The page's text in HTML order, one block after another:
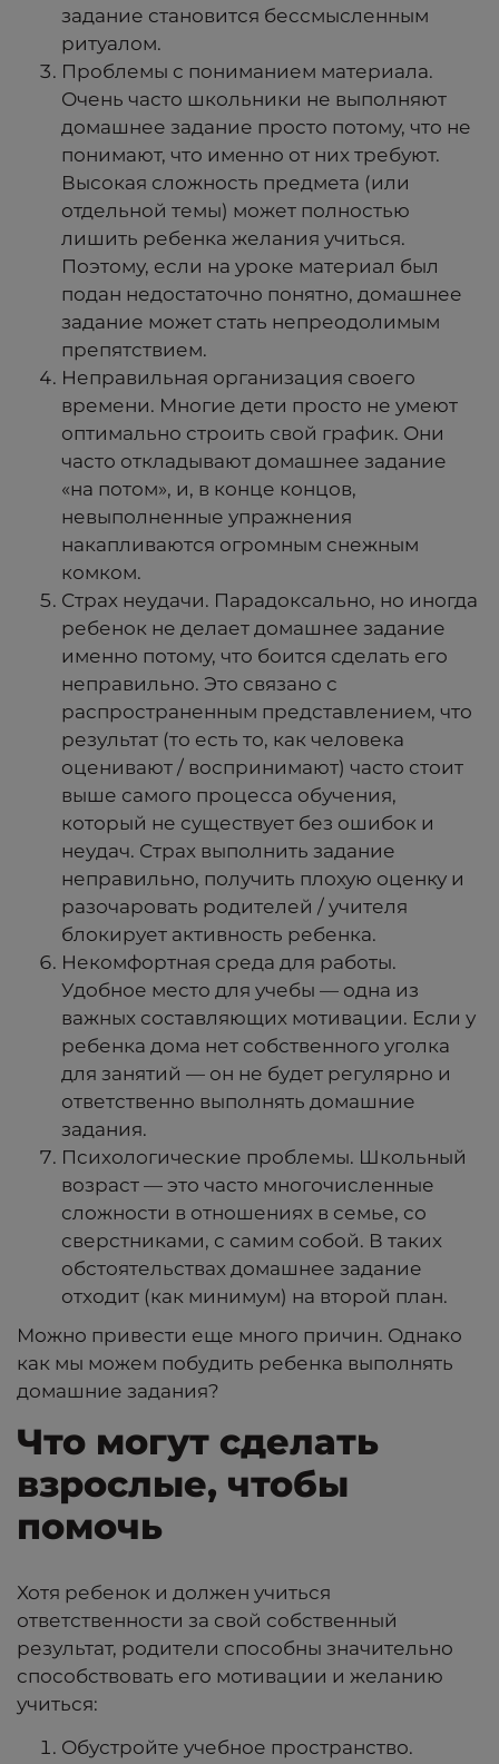
задание становится бессмысленным
ритуалом.
Проблемы с пониманием материала.
Очень часто школьники не выполняют
домашнее задание просто потому, что не
понимают, что именно от них требуют.
Высокая сложность предмета (или
отдельной темы) может полностью
лишить ребенка желания учиться.
Поэтому, если на уроке материал был
подан недостаточно понятно, домашнее
задание может стать непреодолимым
препятствием.
Неправильная организация своего
времени. Многие дети просто не умеют
оптимально строить свой график. Они
часто откладывают домашнее задание
«на потом», и, в конце концов,
невыполненные упражнения
накапливаются огромным снежным
комком.
Страх неудачи. Парадоксально, но иногда
ребенок не делает домашнее задание
именно потому, что боится сделать его
неправильно. Это связано с
распространенным представлением, что
результат (то есть то, как человека
оценивают / воспринимают) часто стоит
выше самого процесса обучения,
который не существует без ошибок и
неудач. Страх выполнить задание
неправильно, получить плохую оценку и
разочаровать родителей / учителя
блокирует активность ребенка.
Некомфортная среда для работы.
Удобное место для учебы — одна из
важных составляющих мотивации. Если у
ребенка дома нет собственного уголка
для занятий — он не будет регулярно и
ответственно выполнять домашние
задания.
Психологические проблемы. Школьный
возраст — это часто многочисленные
сложности в отношениях в семье, со
сверстниками, с самим собой. В таких
обстоятельствах домашнее задание
отходит (как минимум) на второй план.
Можно привести еще много причин. Однако
как мы можем побудить ребенка выполнять
домашние задания?
Что могут сделать
взрослые, чтобы
помочь
Хотя ребенок и должен учиться
ответственности за свой собственный
результат, родители способны значительно
способствовать его мотивации и желанию
учиться:
Обустройте учебное пространство.